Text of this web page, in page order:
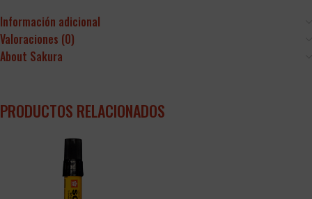
Información adicional
Valoraciones (0)
About Sakura
PRODUCTOS RELACIONADOS